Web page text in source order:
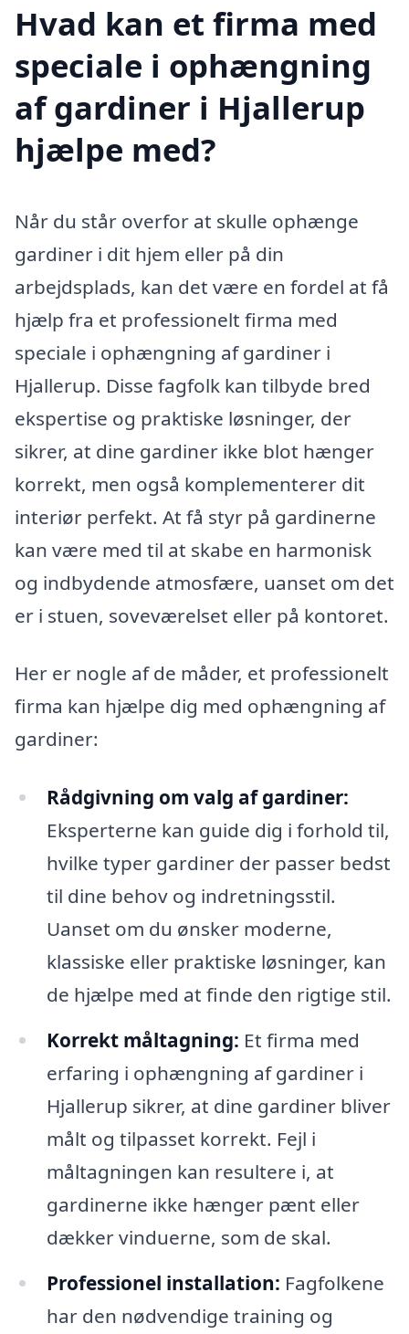
Hvad kan et firma med
speciale i ophængning
af gardiner i Hjallerup
hjælpe med?
Når du står overfor at skulle ophænge
gardiner i dit hjem eller på din
arbejdsplads, kan det være en fordel at få
hjælp fra et professionelt firma med
speciale i ophængning af gardiner i
Hjallerup. Disse fagfolk kan tilbyde bred
ekspertise og praktiske løsninger, der
sikrer, at dine gardiner ikke blot hænger
korrekt, men også komplementerer dit
interiør perfekt. At få styr på gardinerne
kan være med til at skabe en harmonisk
og indbydende atmosfære, uanset om det
er i stuen, soveværelset eller på kontoret.
Her er nogle af de måder, et professionelt
firma kan hjælpe dig med ophængning af
gardiner:
Rådgivning om valg af gardiner:
Eksperterne kan guide dig i forhold til,
hvilke typer gardiner der passer bedst
til dine behov og indretningsstil.
Uanset om du ønsker moderne,
klassiske eller praktiske løsninger, kan
de hjælpe med at finde den rigtige stil.
Korrekt måltagning: Et firma med
erfaring i ophængning af gardiner i
Hjallerup sikrer, at dine gardiner bliver
målt og tilpasset korrekt. Fejl i
måltagningen kan resultere i, at
gardinerne ikke hænger pænt eller
dækker vinduerne, som de skal.
Professionel installation: Fagfolkene
har den nødvendige training og